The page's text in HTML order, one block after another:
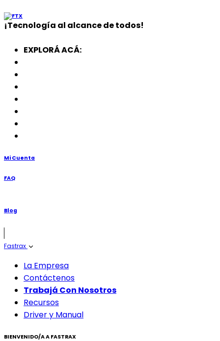
¡Tecnología al alcance de todos!
EXPLORÁ ACÁ:
Mi Cuenta
FAQ
Blog
Fastrax
La Empresa
Contáctenos
Trabajá Con Nosotros
Recursos
Driver y Manual
BIENVENIDO/A A FASTRAX